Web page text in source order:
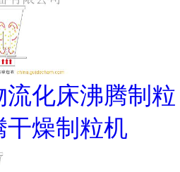
化床沸腾制粒
燥制粒机